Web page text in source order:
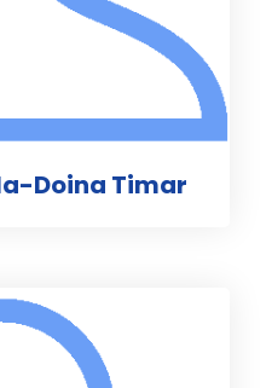
Doina Timar